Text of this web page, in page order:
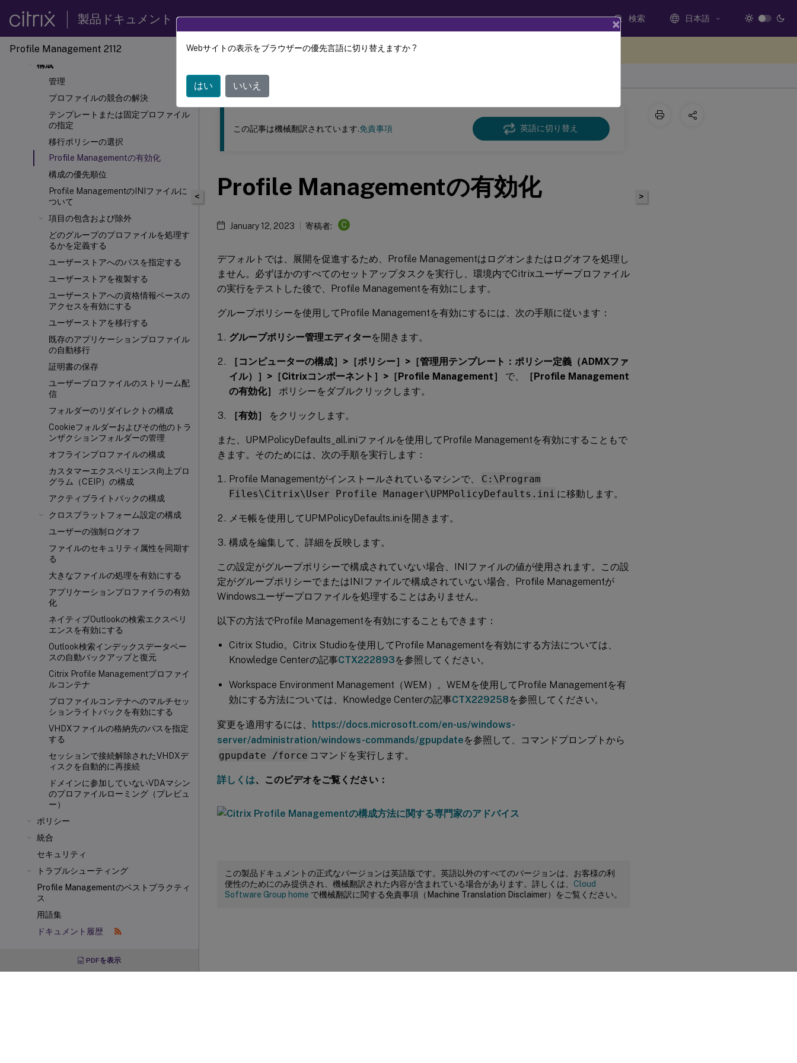
製品ドキュメント 検索 日本語
Profile Management 2112
導入計画
インストールとセットアップ
アップグレードと移行
構成
管理
プロファイルの競合の解決
テンプレートまたは固定プロファイル
の指定
移行ポリシーの選択
Profile Managementの有効化
構成の優先順位
Profile ManagementのINIファイルに
ついて
項目の包含および除外
どのグループのプロファイルを処理す
るかを定義する
ユーザーストアへのパスを指定する
ユーザーストアを複製する
ユーザーストアへの資格情報ベースの
アクセスを有効にする
ユーザーストアを移行する
既存のアプリケーションプロファイル
の自動移行
証明書の保存
ユーザープロファイルのストリーム配
信
フォルダーのリダイレクトの構成
Cookieフォルダーおよびその他のトラ
ンザクションフォルダーの管理
オフラインプロファイルの構成
カスタマーエクスペリエンス向上プロ
グラム（CEIP）の構成
アクティブライトバックの構成
クロスプラットフォーム設定の構成
ユーザーの強制ログオフ
ファイルのセキュリティ属性を同期す
る
大きなファイルの処理を有効にする
アプリケーションプロファイラの有効
化
ネイティブOutlookの検索エクスペリ
エンスを有効にする
Outlook検索インデックスデータベー
スの自動バックアップと復元
Citrix Profile Managementプロファイ
ルコンテナ
プロファイルコンテナへのマルチセッ
ションライトバックを有効にする
VHDXファイルの格納先のパスを指定
する
セッションで接続解除されたVHDXデ
ィスクを自動的に再接続
ドメインに参加していないVDAマシン
のプロファイルローミング（プレビュ
ー）
ポリシー
統合
セキュリティ
トラブルシューティング
Profile Managementのベストプラクティ
ス
用語集
ドキュメント履歴
PDFを表示
このコンテンツは動的に機械翻訳されています。
Profile Management
<
この記事は機械翻訳されています.免責事項 英語に切り替え
Profile Managementの有効化
January 12, 2023 寄稿者: C
デフォルトでは、展開を促進するため、Profile Managementはログオンまたはログオフを処理し
ません。必ずほかのすべてのセットアップタスクを実行し、環境内でCitrixユーザープロファイル
の実行をテストした後で、Profile Managementを有効にします。
グループポリシーを使用してProfile Managementを有効にするには、次の手順に従います：
グループポリシー管理エディターを開きます。
［コンピューターの構成］>［ポリシー］>［管理用テンプレート：ポリシー定義（ADMXファ
イル）］>［Citrixコンポーネント］>［Profile Management］
で、
［Profile Management
の有効化］
ポリシーをダブルクリックします。
［有効］ をクリックします。
また、UPMPolicyDefaults_all.iniファイルを使用してProfile Managementを有効にすることもで
きます。そのためには、次の手順を実行します：
Profile Managementがインストールされているマシンで、
C:\Program
Files\Citrix\User Profile Manager\UPMPolicyDefaults.ini に移動します。
メモ帳を使用してUPMPolicyDefaults.iniを開きます。
構成を編集して、詳細を反映します。
この設定がグループポリシーで構成されていない場合、INIファイルの値が使用されます。この設
定がグループポリシーでまたはINIファイルで構成されていない場合、Profile Managementが
Windowsユーザープロファイルを処理することはありません。
以下の方法でProfile Managementを有効にすることもできます：
Citrix Studio。Citrix Studioを使用してProfile Managementを有効にする方法については、
Knowledge Centerの記事CTX222893を参照してください。
Workspace Environment Management（WEM）。WEMを使用してProfile Managementを有
効にする方法については、Knowledge Centerの記事CTX229258を参照してください。
変更を適用するには、
https://docs.microsoft.com/en-us/windows-
server/administration/windows-commands/gpupdateを参照して、コマンドプロンプトから
gpupdate /force コマンドを実行します。
詳しくは、このビデオをご覧ください：
この製品ドキュメントの正式なバージョンは英語版です。英語以外のすべてのバージョンは、お客様の利
便性のためにのみ提供され、機械翻訳された内容が含まれている場合があります。詳しくは、 Cloud
Software Group home で機械翻訳に関する免責事項（Machine Translation Disclaimer）をご覧ください。
>
×
Webサイトの表示をブラウザーの優先言語に切り替えますか ?
はい いいえ